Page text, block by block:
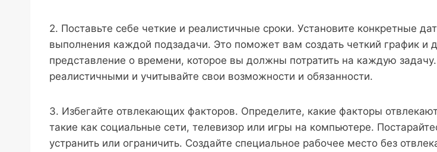
2. Поставьте себе четкие и реалистичные сроки. Установите конкретные
выполнения каждой подзадачи. Это поможет вам создать четкий график и
представление о времени, которое вы должны потратить на каждую задачу.
реалистичными и учитывайте свои возможности и обязанности.
3. Избегайте отвлекающих факторов. Определите, какие факторы
такие как социальные сети, телевизор или игры на компьютере.
устранить или ограничить. Создайте специальное рабочее место без